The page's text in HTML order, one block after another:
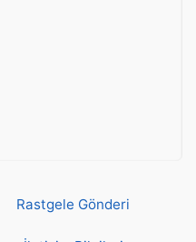
Rastgele Gönderi